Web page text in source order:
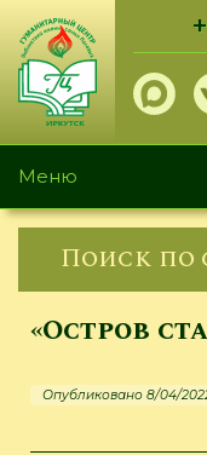
Перейти
основному
содержанию
Меню
Поиск по
«Остров
Опубликовано 8/04/2022